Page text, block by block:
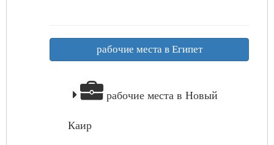
рабочие места в Египет
рабочие места в Новый
Каир